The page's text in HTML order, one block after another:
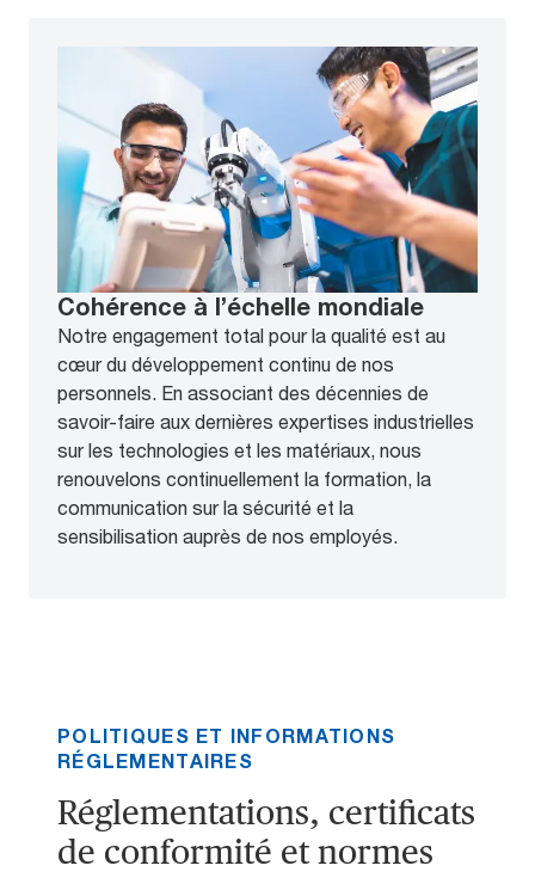
Cohérence à l’échelle mondiale
Notre engagement total pour la qualité est au
cœur du développement continu de nos
personnels. En associant des décennies de
savoir-faire aux dernières expertises industrielles
sur les technologies et les matériaux, nous
renouvelons continuellement la formation, la
communication sur la sécurité et la
sensibilisation auprès de nos employés.
POLITIQUES ET INFORMATIONS
RÉGLEMENTAIRES
Réglementations, certificats
de conformité et normes